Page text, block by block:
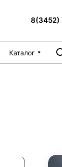
8(3452)
Каталог